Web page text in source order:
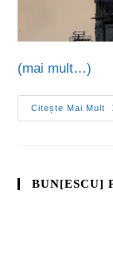
(mai mult…)
Citește Mai Mult
BUN[ESCU]